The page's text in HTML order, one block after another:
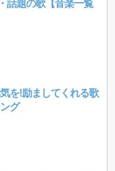
話題の歌【音楽一覧
を!励ましてくれる歌
グ